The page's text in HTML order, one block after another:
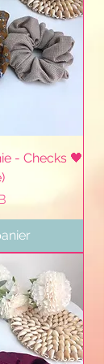
- Checks 🖤